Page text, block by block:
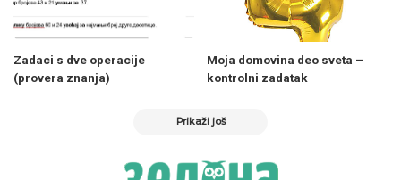
Zadaci s dve operacije
(provera znanja)
Moja domovina deo sveta –
kontrolni zadatak
Prikaži još